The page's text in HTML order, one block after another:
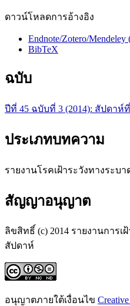
ดาวน์โหลดการอ้างอิง
Endnote/Zotero/Mendeley
BibTeX
ฉบับ
ปีที่ 45 ฉบับที่ 3 (2014): สัปดาห์
ประเภทบทความ
รายงานโรคเฝ้าระวังทางระบา
สัญญาอนุญาต
ลิขสิทธิ์ (c) 2014 รายงานการเ
สัปดาห์
อนุญาตภายใต้เงื่อนไข